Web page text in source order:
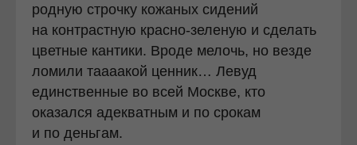
родную строчку кожаных сидений
на контрастную красно-зеленую и сделать
цветные кантики. Вроде мелочь, но везде
ломили таааакой ценник… Левуд
единственные во всей Москве, кто
оказался адекватным и по срокам
и по деньгам.